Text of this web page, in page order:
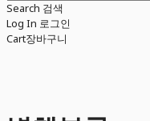
Search 검색
Log In 로그인
Cart장바구니